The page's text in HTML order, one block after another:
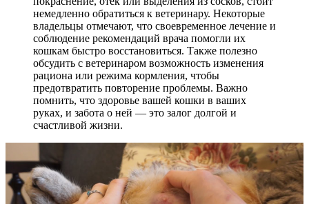
немедленно обратиться к ветеринару. Некоторые
владельцы отмечают, что своевременное лечение и
соблюдение рекомендаций врача помогли их
кошкам быстро восстановиться. Также полезно
обсудить с ветеринаром возможность изменения
рациона или режима кормления, чтобы
предотвратить повторение проблемы. Важно
помнить, что здоровье вашей кошки в ваших
руках, и забота о ней — это залог долгой и
счастливой жизни.